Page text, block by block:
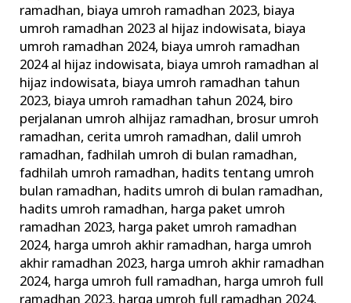
ramadhan, biaya umroh ramadhan 2023, biaya
umroh ramadhan 2023 al hijaz indowisata, biaya
umroh ramadhan 2024, biaya umroh ramadhan
2024 al hijaz indowisata, biaya umroh ramadhan al
hijaz indowisata, biaya umroh ramadhan tahun
2023, biaya umroh ramadhan tahun 2024, biro
perjalanan umroh alhijaz ramadhan, brosur umroh
ramadhan, cerita umroh ramadhan, dalil umroh
ramadhan,fadhilah umroh di bulan ramadhan,
fadhilah umroh ramadhan, hadits tentang umroh
bulan ramadhan, hadits umroh di bulan ramadhan,
hadits umroh ramadhan, harga paket umroh
ramadhan 2023, harga paket umroh ramadhan
2024, harga umroh akhir ramadhan, harga umroh
akhir ramadhan 2023, harga umroh akhir ramadhan
2024, harga umroh full ramadhan, harga umroh full